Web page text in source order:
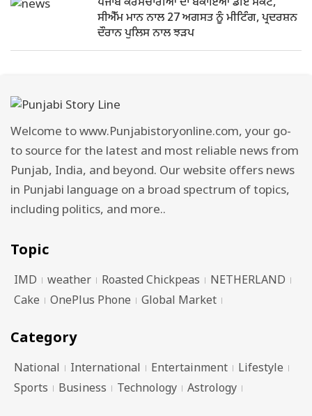
ਪੰਜਾਬ ਕਰਮਚਾਰੀਆਂ ਦਾ ਬਕਾਇਆ ਡੀਏ ਸੰਕਟ,
ਸੀਐੱਮ ਮਾਨ ਨਾਲ 27 ਅਗਸਤ ਨੂੰ ਮੀਟਿੰਗ, ਪ੍ਰਦਰਸ਼ਨ
ਦੌਰਾਨ ਪੁਲਿਸ ਨਾਲ ਝੜਪ
Welcome to www.Punjabistoryonline.com, your go-
to source for the latest and most reliable news from
Punjab, India, and beyond. Our website offers news
in Punjabi language on a broad spectrum of topics,
including politics, and more..
Topic
IMD weather Roasted Chickpeas
NETHERLAND
Cake
OnePlus Phone Global Market
Category
National International Entertainment
Lifestyle
Sports
Business Technology Astrology